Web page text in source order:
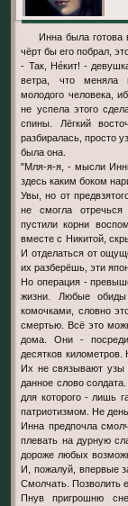
Инна была готова взорваться, видя, что творит Никита. А ведь ещё,
чёрт бы его побрал,
- Так, Нéкит! -
ветра, что меняла
молодого человека,
не успела этого
спины. Лёгкий
разбиралась, просто
была она.
"Мля-я-я, - мысли
здесь каким боком
Увы, но от
не смогла
пустили корни
вместе с Никитой,
И отделаться от
их разберёшь, эти
Но операция -
жизни. Любые
комочками, словно
смертью. Всё это
дома. Они -
десятков
Их не связывают узы
данное слово
для которого - лишь
патриотизмом. Не
Инна предпочла
плевать на дурную
дороже любых
И, пожалуй, впервые
Смолчать. Позволить
Пнув пригрошню